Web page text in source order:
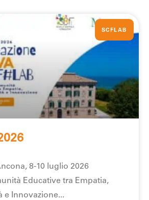
SCFLAB
8-10 luglio 2026
Educative tra Empatia,
e Innovazione